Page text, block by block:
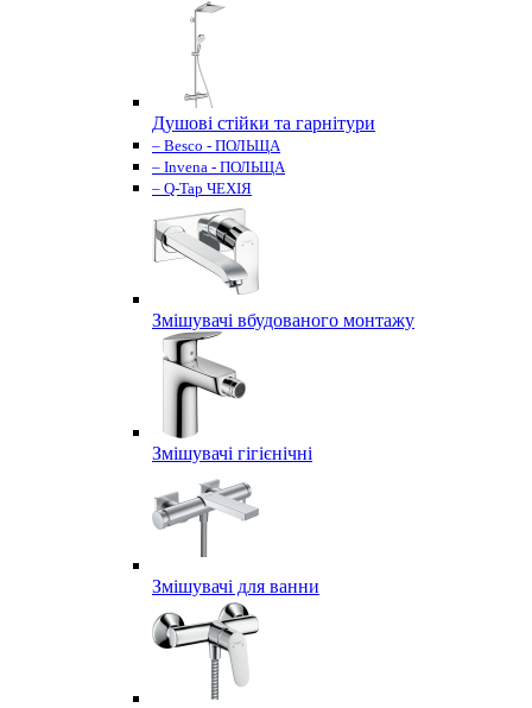
Душові стійки та гарнітури
– Besco - ПОЛЬЩА
– Invena - ПОЛЬЩА
– Q-Tap ЧЕХІЯ
Змішувачі вбудованого монтажу
Змішувачі гігієнічні
Змішувачі для ванни